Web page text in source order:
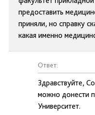
предоставить
приняли, но справку
какая именно
Ответ:
Здравствуйте,
можно донести
Университет.